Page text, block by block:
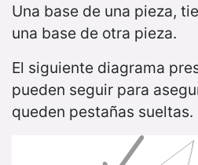
Una base de una pieza,
una base de otra pieza.
El siguiente diagrama
pueden seguir para
queden pestañas sueltas.